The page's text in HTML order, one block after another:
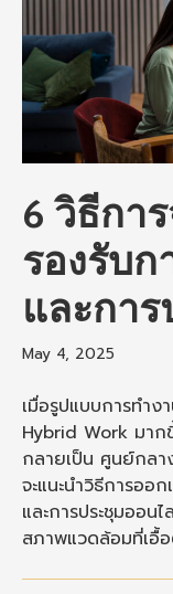
6 วิธีกา
รองรับก
และกา
May 4, 2025
เมื่อรูปแบบการทำ
Hybrid Work มา
กลายเป็น ศูนย์กลา
จะแนะนำวิธีการออ
และการประชุมออน
สภาพแวดล้อมที่เอื้